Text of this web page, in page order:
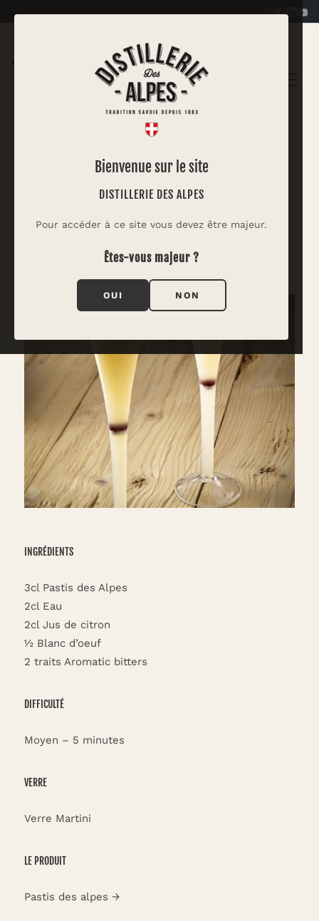
Bienvenue sur le site
DISTILLERIE DES ALPES
Pour accéder à ce site vous devez être majeur.
Êtes-vous majeur ?
OUI NON
White Fairy Cocktail
Inspirée du Green Fairy, célèbre cocktail à
couleurs des Alpes.
INGRÉDIENTS
3cl Pastis des Alpes
2cl Eau
2cl Jus de citron
½ Blanc d’oeuf
2 traits Aromatic bitters
DIFFICULTÉ
Moyen – 5 minutes
VERRE
Verre Martini
LE PRODUIT
Pastis des alpes →